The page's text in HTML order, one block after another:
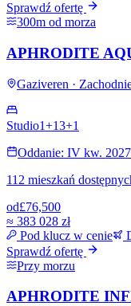
Sprawdź ofertę
300m od morza
APHRODITE
Gaziveren ·
Studio1+13+1
Oddanie: IV kw. 2027
112 mieszkań
od£76,500
≈ 383 028 zł
Pod klucz w cenie
Sprawdź ofertę
Przy morzu
APHRODITE